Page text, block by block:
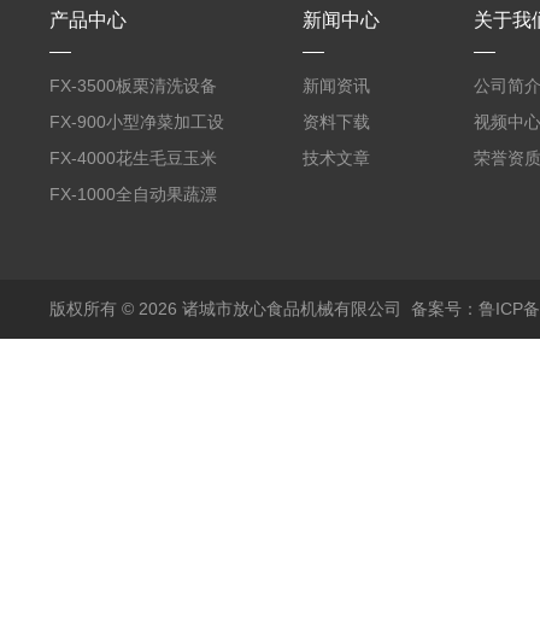
产品中心
FX-3500板栗清洗设备
全自动气泡清洗机
FX-900小型净菜加工设
备野菜清洗机
FX-4000花生毛豆玉米
蒸煮漂烫机
FX-1000全自动果蔬漂
新闻中心
新闻资讯
资料下载
技术文章
关于我
公司简介
视频中心
荣誉资质
版权所有 © 2026 诸城市放心食品机械有限公司 备案号：鲁ICP